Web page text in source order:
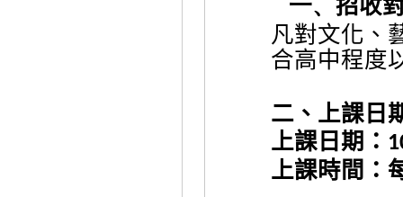
一、
凡對文化、
合高中程度
二、上課日
上課日期：
上課時間：